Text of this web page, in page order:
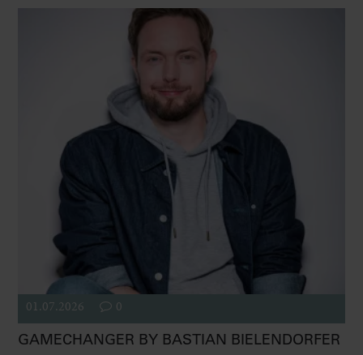
01.07.2026 0
GAMECHANGER BY BASTIAN BIELENDORFER